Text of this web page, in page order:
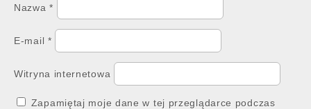
Nazwa*
E-mail *
Witryna internetowa
Zapamiętaj moje dane w tej przeglądarce podczas